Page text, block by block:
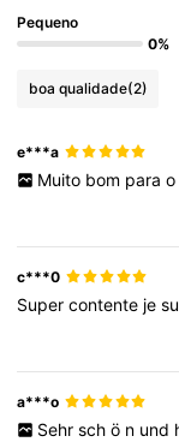
Pequeno
0%
boa qualidade(2)
e***a
Muito bom para o
c***0
Supercontente je
a***o
Sehr sch ö n und